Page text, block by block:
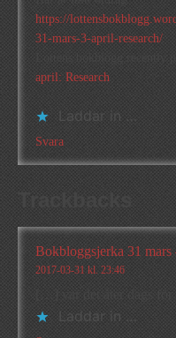
https://
31-mars-3-april-research/
Lottens bokblogg recently
april: Research
Laddar in …
Svara
Trackbacks
Bokbloggsjerka 31 mars
2017-03-31 kl. 23:46
[…] var det åter dags
Laddar in …